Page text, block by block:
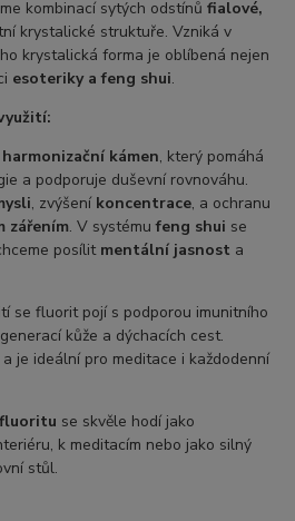
kombinací sytých odstínůfialové,
krystalické struktuře. Vzniká v
krystalická forma je oblíbená nejen
esoteriky a feng shui.
kámen, který pomáhá
a podporuje duševní rovnováhu.
, zvýšení koncentrace, a ochranu
zářením. V systémufeng shui se
posílit mentální jasnost a
se fluorit pojí s podporou imunitního
kůže a dýchacích cest.
je ideální pro meditace i každodenní
se skvěle hodí jako
k meditacím nebo jako silný
stůl.